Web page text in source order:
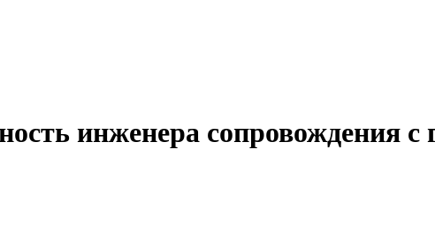
инженера сопровождения